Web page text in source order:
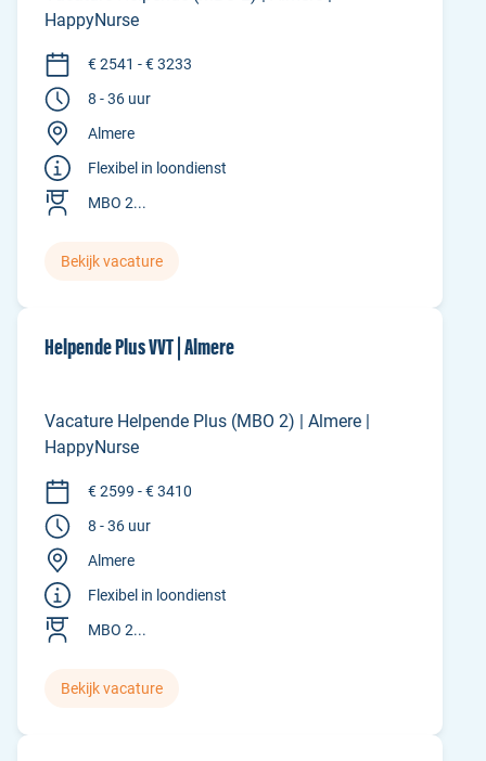
HappyNurse
€ 2541 - € 3233
8 - 36 uur
Almere
Flexibel in loondienst
MBO 2...
Bekijk vacature
Helpende Plus VVT | Almere
Vacature Helpende Plus (MBO 2) | Almere |
HappyNurse
€ 2599 - € 3410
8 - 36 uur
Almere
Flexibel in loondienst
MBO 2...
Bekijk vacature